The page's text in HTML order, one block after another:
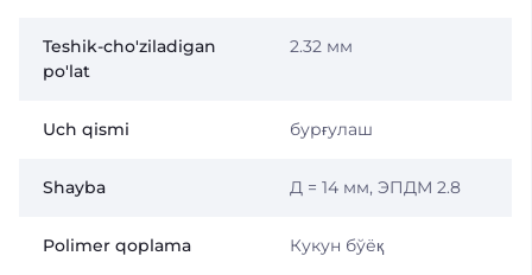
Teshik-cho'ziladigan
po'lat
2.32 мм
Uch qismi бурғулаш
Shayba Д = 14 мм, ЭПДМ 2.8
Polimer qoplama Кукун бўёқ